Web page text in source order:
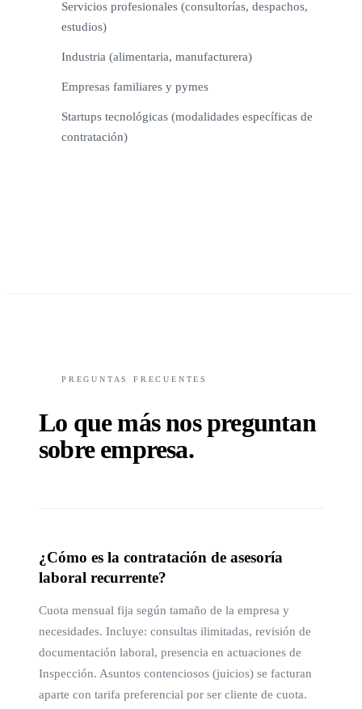
Servicios profesionales (consultorías, despachos,
estudios)
Industria (alimentaria, manufacturera)
Empresas familiares y pymes
Startups tecnológicas (modalidades específicas de
contratación)
PREGUNTAS FRECUENTES
Lo que más nos preguntan
sobreempresa.
¿Cómo es la contratación de asesoría
laboral recurrente?
Cuota mensual fija según tamaño de la empresa y
necesidades. Incluye: consultas ilimitadas, revisión de
documentación laboral, presencia en actuaciones de
Inspección. Asuntos contenciosos (juicios) se facturan
aparte con tarifa preferencial por ser cliente de cuota.